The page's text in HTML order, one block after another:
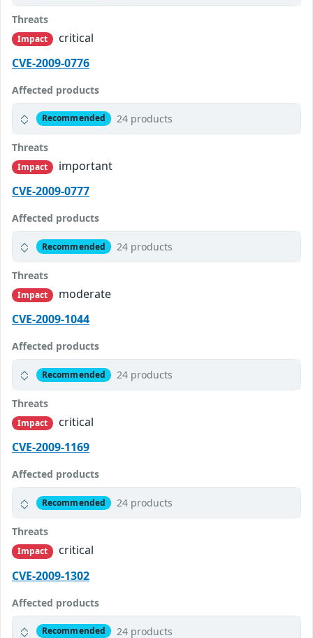
Threats
Impact
critical
CVE-2009-0776
Affected products
Recommended 24 products
Threats
Impact
important
CVE-2009-0777
Affected products
Recommended 24 products
Threats
Impact
moderate
CVE-2009-1044
Affected products
Recommended 24 products
Threats
Impact
critical
CVE-2009-1169
Affected products
Recommended 24 products
Threats
Impact
critical
CVE-2009-1302
Affected products
Recommended 24 products